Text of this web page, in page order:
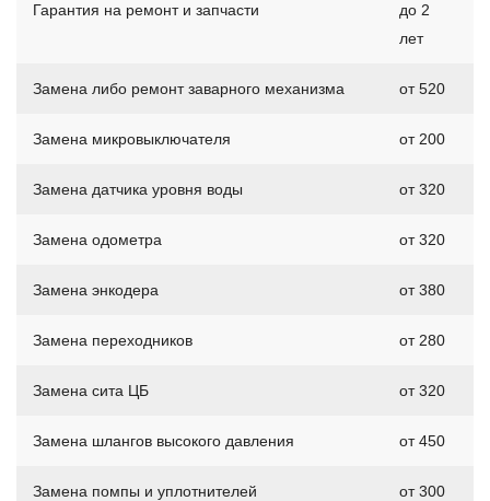
Гарантия на ремонт и запчасти
до 2
лет
Замена либо ремонт заварного механизма от 520
Замена микровыключателя от 200
Замена датчика уровня воды от 320
Замена одометра от 320
Замена энкодера от 380
Замена переходников от 280
Замена сита ЦБ от 320
Замена шлангов высокого давления от 450
Замена помпы и уплотнителей от 300